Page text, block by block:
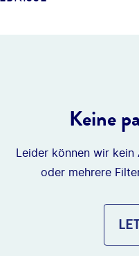
Keine
Leider können wir
oder mehrere